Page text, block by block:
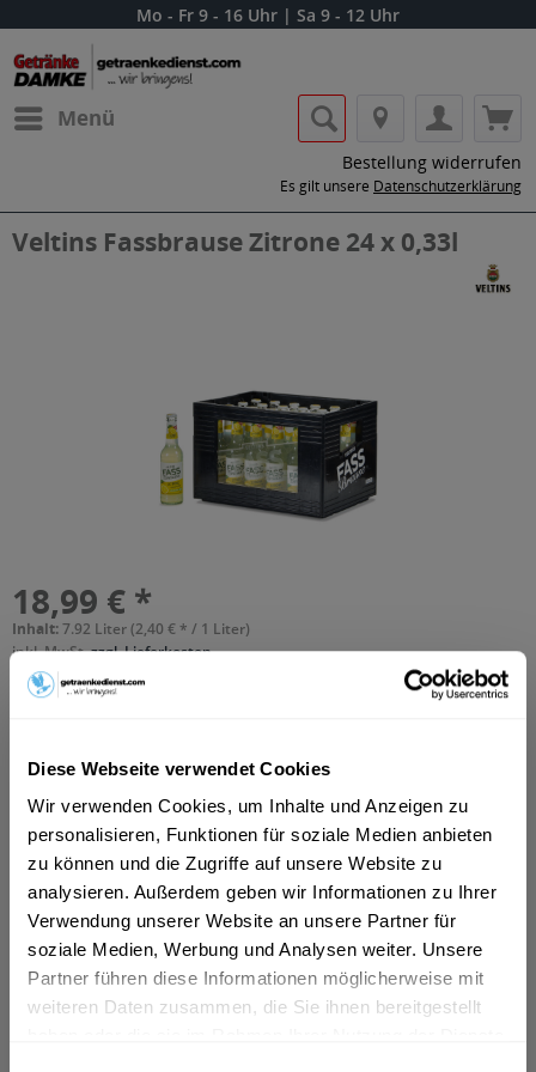
Diese Webseite verwendet Cookies
Wir verwenden Cookies, um Inhalte und Anzeigen zu
personalisieren, Funktionen für soziale Medien anbieten
zu können und die Zugriffe auf unsere Website zu
analysieren. Außerdem geben wir Informationen zu Ihrer
Verwendung unserer Website an unsere Partner für
soziale Medien, Werbung und Analysen weiter. Unsere
Partner führen diese Informationen möglicherweise mit
weiteren Daten zusammen, die Sie ihnen bereitgestellt
Mo - Fr 9 - 16 Uhr | Sa 9 - 12 Uhr
Menü
Bestellung widerrufen
Es gilt unsere Datenschutzerklärung
Veltins Fassbrause Zitrone 24 x 0,33l
18,99 € *
Inhalt:7.92 Liter (2,40 € * / 1 Liter)
inkl. MwSt.zzgl. Lieferkosten
Vorrätig
In den
Warenkorb
Hinzugefügt
Artikel-Nr.: 12180
Beschreibung
"Mischgetränk aus 70 % Erfrischungsgetränk mit
Zitronengeschmack und 30 % alkoholfreiem Bier",...mehr